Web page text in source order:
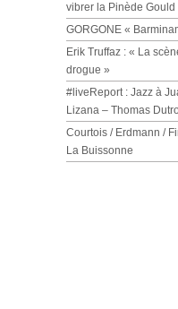
vibrer la Pinède Gould
GORGONE «
Erik Truffaz : « La
drogue »
#liveReport : Jazz à
Lizana – Thomas
Courtois / Erdmann /
La Buissonne